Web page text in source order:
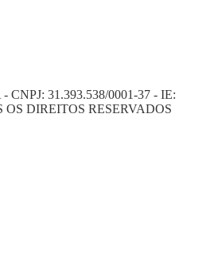
CNPJ: 31.393.538/0001-37 - IE:
OS DIREITOS RESERVADOS